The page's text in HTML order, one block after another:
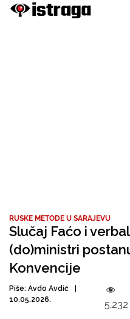
RUSKE METODE U SARAJEVU
Slučaj Faćo i
(do)ministri
Konvencije
Piše: Avdo Avdić
10.05.2026.
5.232